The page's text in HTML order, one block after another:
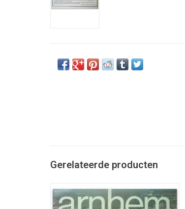
Gerelateerde producten
Improvisaties op Verdí , Bizet en Dvorak op
het orgel van het stadhuis van Arnhem.